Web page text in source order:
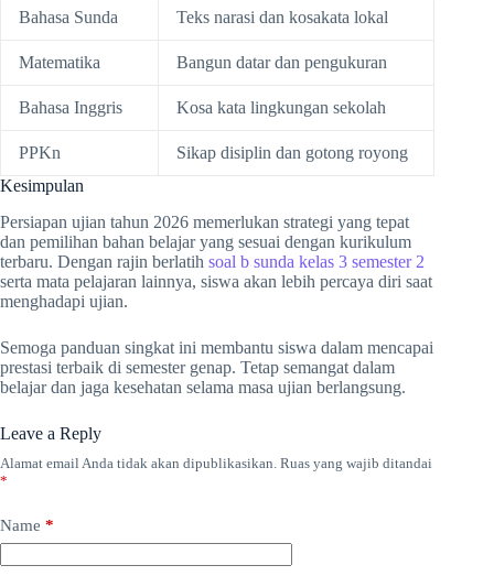
Bahasa Sunda Teks narasi dan kosakata lokal
Matematika Bangun datar dan pengukuran
Bahasa Inggris Kosa kata lingkungan sekolah
PPKn
Sikap disiplin dan gotong royong
Kesimpulan
Persiapan ujian tahun 2026 memerlukan strategi yang tepat
dan pemilihan bahan belajar yang sesuai dengan kurikulum
terbaru. Dengan rajin berlatih soal b sunda kelas 3 semester 2
serta mata pelajaran lainnya, siswa akan lebih percaya diri saat
menghadapi ujian.
Semoga panduan singkat ini membantu siswa dalam mencapai
prestasi terbaik di semester genap. Tetap semangat dalam
belajar dan jaga kesehatan selama masa ujian berlangsung.
Leave a Reply
Alamat email Anda tidak akan dipublikasikan. Ruas yang wajib ditandai
*
Name *